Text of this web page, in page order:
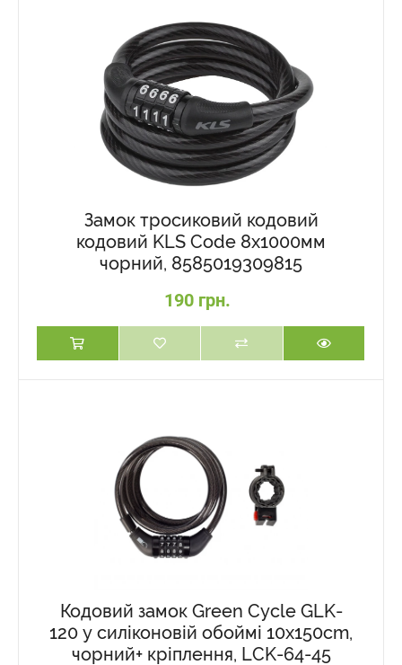
Замок тросиковий кодовий
кодовий KLS Code 8x1000мм
чорний, 8585019309815
190 грн.
Кодовий замок Green Cycle GLK-
120 у силіконовій обоймі 10х150cm,
чорний+ кріплення, LCK-64-45